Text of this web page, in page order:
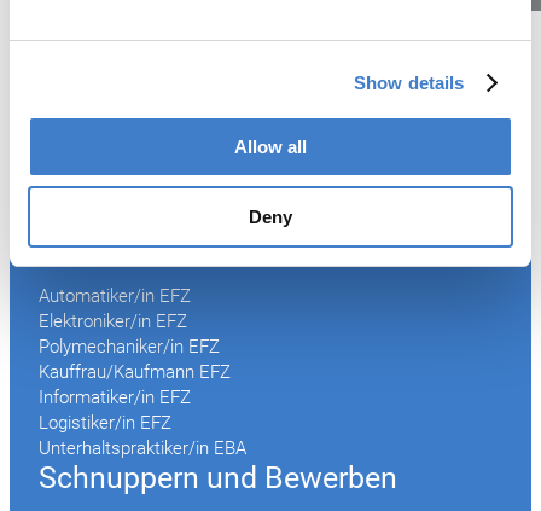
Show details
Allow all
Deny
Unsere Lehrberufe
Automatiker/in EFZ
Elektroniker/in EFZ
Polymechaniker/in EFZ
Kauffrau/Kaufmann EFZ
Informatiker/in EFZ
Logistiker/in EFZ
Unterhaltspraktiker/in EBA
Schnuppern und Bewerben